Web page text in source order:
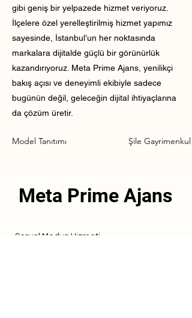
gibi geniş bir yelpazede hizmet veriyoruz.
İlçelere özel yerelleştirilmiş hizmet yapımız
sayesinde, İstanbul’un her noktasında
markalara dijitalde güçlü bir görünürlük
kazandırıyoruz. Meta Prime Ajans, yenilikçi
bakış açısı ve deneyimli ekibiyle sadece
bugünün değil, geleceğin dijital ihtiyaçlarına
da çözüm üretir.
Model Tanıtımı Şile Gayrimenkul
Meta Prime Ajans
Sosyal Medya Hizmeti